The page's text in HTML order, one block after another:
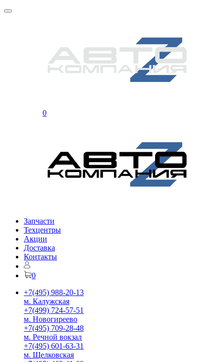
0
Запчасти
Техцентры
Акции
Доставка
Контакты
0
+7(495) 988-20-13
м. Калужская
+7(499) 724-57-51
м. Новогиреево
+7(495) 709-28-48
м. Речной вокзал
+7(495) 601-63-31
м. Щелковская